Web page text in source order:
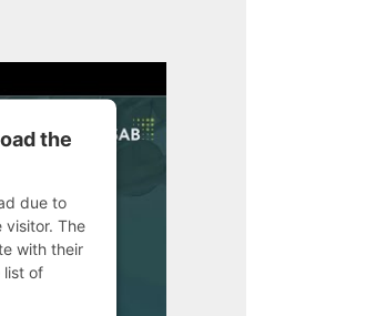
the
due to
The
with their
list of